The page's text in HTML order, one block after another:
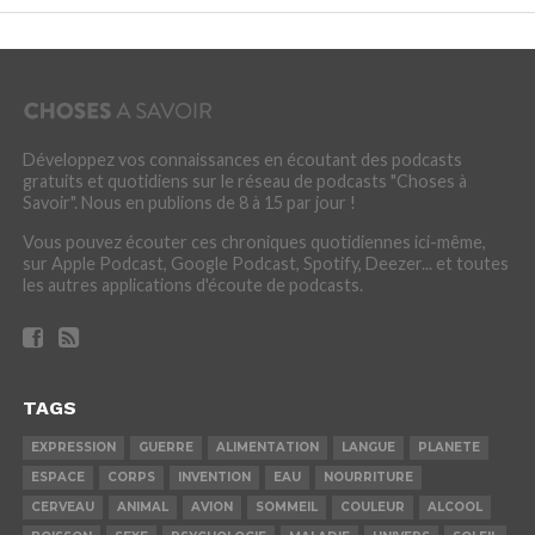
Développez vos connaissances en écoutant des podcasts
gratuits et quotidiens sur le réseau de podcasts "Choses à
Savoir". Nous en publions de 8 à 15 par jour !
Vous pouvez écouter ces chroniques quotidiennes ici-même,
sur Apple Podcast, Google Podcast, Spotify, Deezer... et toutes
les autres applications d'écoute de podcasts.
TAGS
EXPRESSION GUERRE ALIMENTATION LANGUE
PLANETE
ESPACE
CORPS INVENTION EAU
NOURRITURE
CERVEAU
ANIMAL AVION SOMMEIL COULEUR
ALCOOL